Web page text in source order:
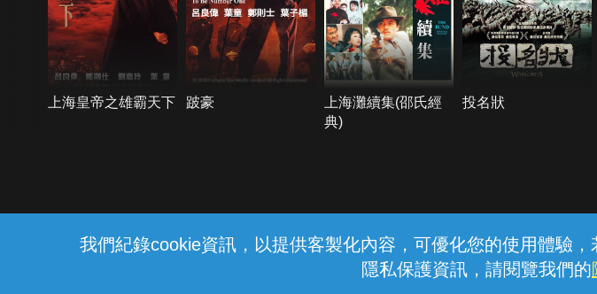
我們紀錄cookie資訊，以提供客製化內容，可優化您的使用體驗
隱私保護資訊，請閱覽我們的
上海皇帝之雄霸天下 跛豪
上海灘續集(邵氏經
典)
投名狀
線上客服
中華電信股份有限公司個人家庭